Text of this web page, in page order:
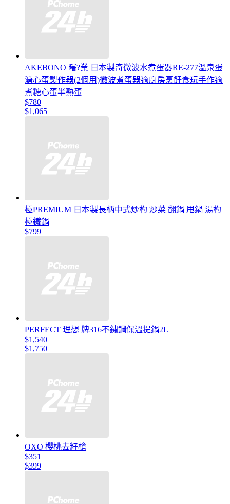
AKEBONO 曙?業 日本製奇微波水煮蛋器RE-277溫泉蛋
溏心蛋製作器(2個用)微波煮蛋器適廚房烹飪食玩手作適
煮糖心蛋半熟蛋
$780
$1,065
極PREMIUM 日本製長柄中式炒杓 炒菜 翻鍋 甩鍋 湯杓
極鐵鍋
$799
PERFECT 理想 牌316不鏽鋼保溫提鍋2L
$1,540
$1,750
OXO 櫻桃去籽槍
$351
$399